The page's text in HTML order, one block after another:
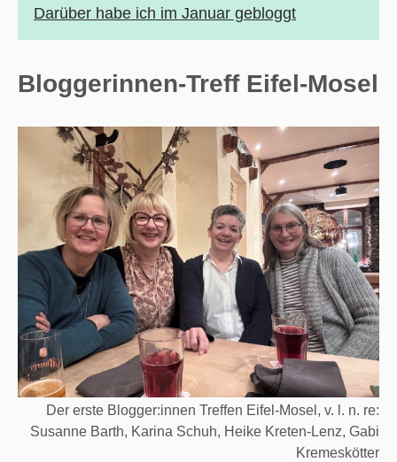
Darüber habe ich im Januar gebloggt
Bloggerinnen-Treff Eifel-Mosel
Der erste Blogger:innen Treffen Eifel-Mosel, v. l. n. re:
Susanne Barth, Karina Schuh, Heike Kreten-Lenz, Gabi
Kremeskötter